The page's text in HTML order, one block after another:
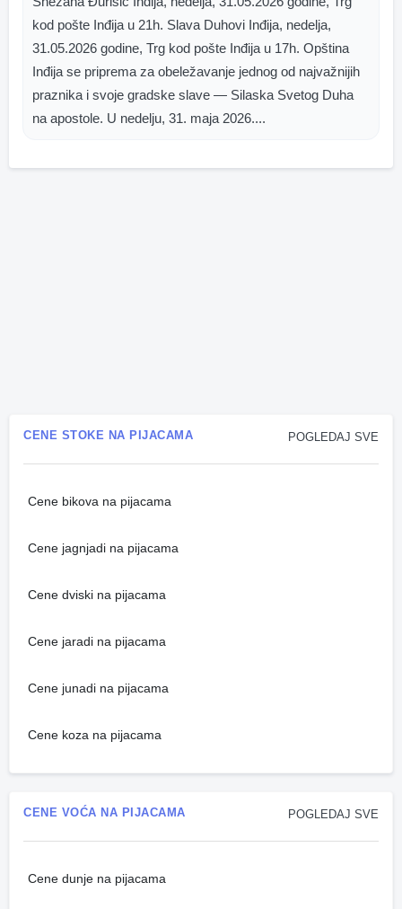
kod pošte Inđija u 21h. Slava Duhovi Inđija, nedelja,
31.05.2026 godine, Trg kod pošte Inđija u 17h. Opština
Inđija se priprema za obeležavanje jednog od najvažnijih
praznika i svoje gradske slave — Silaska Svetog Duha
na apostole. U nedelju, 31. maja 2026....
POGLEDAJ SVE
CENE STOKE NA PIJACAMA
Cene bikova na pijacama
Cene jagnjadi na pijacama
Cene dviski na pijacama
Cene jaradi na pijacama
Cene junadi na pijacama
Cene koza na pijacama
POGLEDAJ SVE
CENE VOĆA NA PIJACAMA
Cene dunje na pijacama